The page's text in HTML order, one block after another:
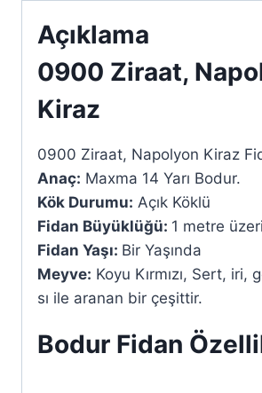
Açıklama
0900 Ziraat,
Kiraz
0900 Ziraat, Napolyon Kiraz
Anaç: Maxma 14 Yarı Bodur.
Kök Durumu: Açık Köklü
Fidan Büyüklüğü: 1 metre
Fidan Yaşı: Bir Yaşında
Meyve: Koyu Kırmızı, Sert, iri,
sı ile aranan bir çeşittir.
Bodur Fidan